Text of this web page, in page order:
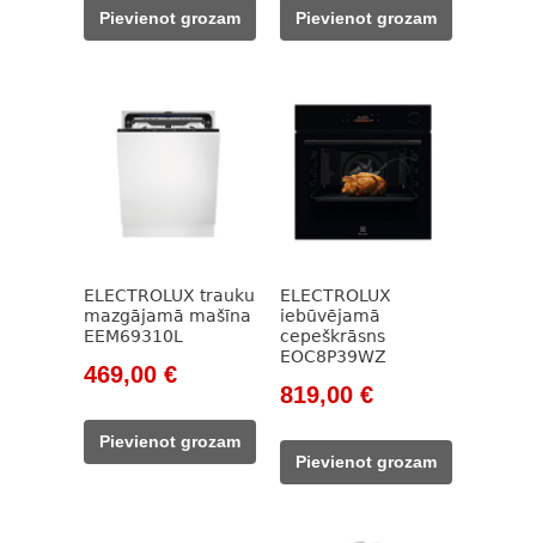
was:
992,00 €.
665,00 €.
Pievienot grozam
was:
709,00 €.
555,00 €.
Pievienot grozam
ELECTROLUX trauku
mazgājamā mašīna
EEM69310L
Original
was:
692,00 €.
469,00 €Current
469,00 €.
Pievienot grozam
ELECTROLUX
iebūvējamā
cepeškrāsns
EOC8P39WZ
Original
was:
1
819,00 €Current
819,00 €.
Pievienot grozam